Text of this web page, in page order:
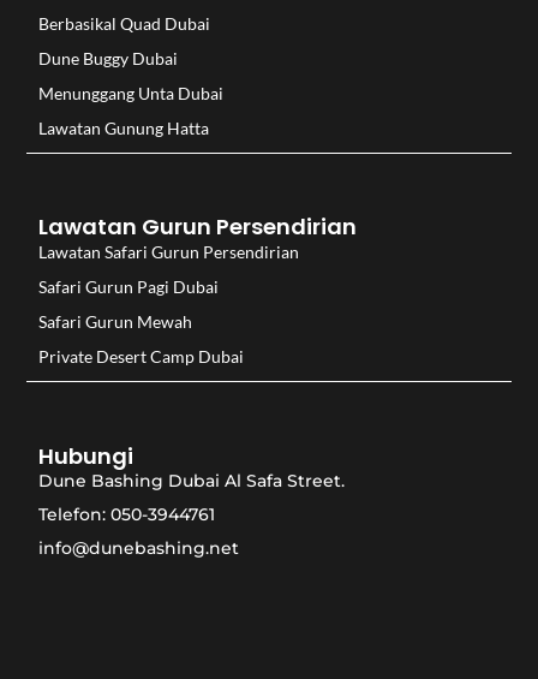
Berbasikal Quad Dubai
Dune Buggy Dubai
Menunggang Unta Dubai
Lawatan Gunung Hatta
Lawatan Gurun Persendirian
Lawatan Safari Gurun Persendirian
Safari Gurun Pagi Dubai
Safari Gurun Mewah
Private Desert Camp Dubai
Hubungi
Dune Bashing Dubai Al Safa Street.
Telefon: 050-3944761
info@dunebashing.net